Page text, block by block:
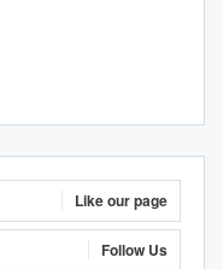
Like our page
Follow Us